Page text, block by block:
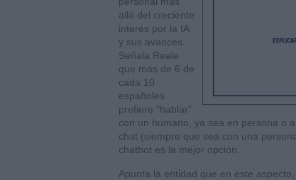
allá del creciente
interés por la IA
y sus avances.
Señala Reale
que más de 6 de
cada 10
españoles
prefiere "hablar"
con un humano, ya sea en persona o
chat (siempre que sea con una
chatbot es la mejor opción.
Apunta la entidad que en este